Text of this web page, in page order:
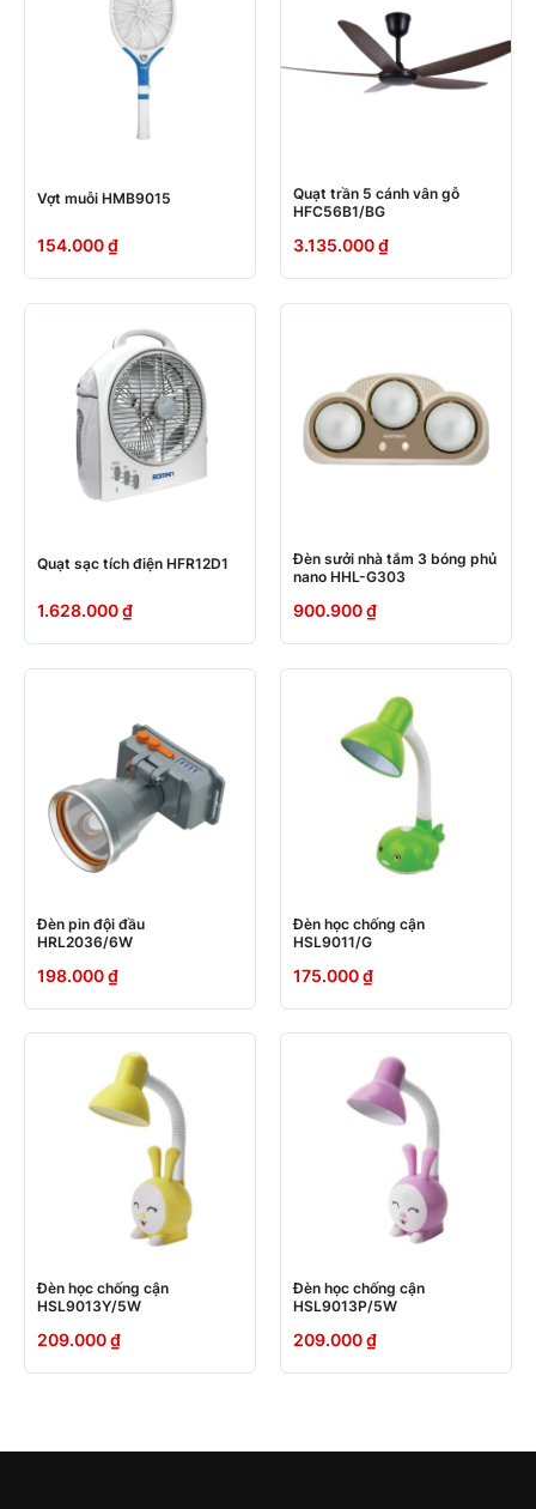
Vợt muỗi HMB9015
154.000₫
Quạt trần 5 cánh vân gỗ
HFC56B1/BG
3.135.000₫
Quạt sạc tích điện HFR12D1
1.628.000₫
Đèn sưởi nhà tắm 3 bóng phủ
nano HHL-G303
900.900₫
Đèn pin đội đầu
HRL2036/6W
198.000₫
Đèn học chống cận
HSL9011/G
175.000₫
Đèn học chống cận
HSL9013Y/5W
209.000₫
Đèn học chống cận
HSL9013P/5W
209.000₫